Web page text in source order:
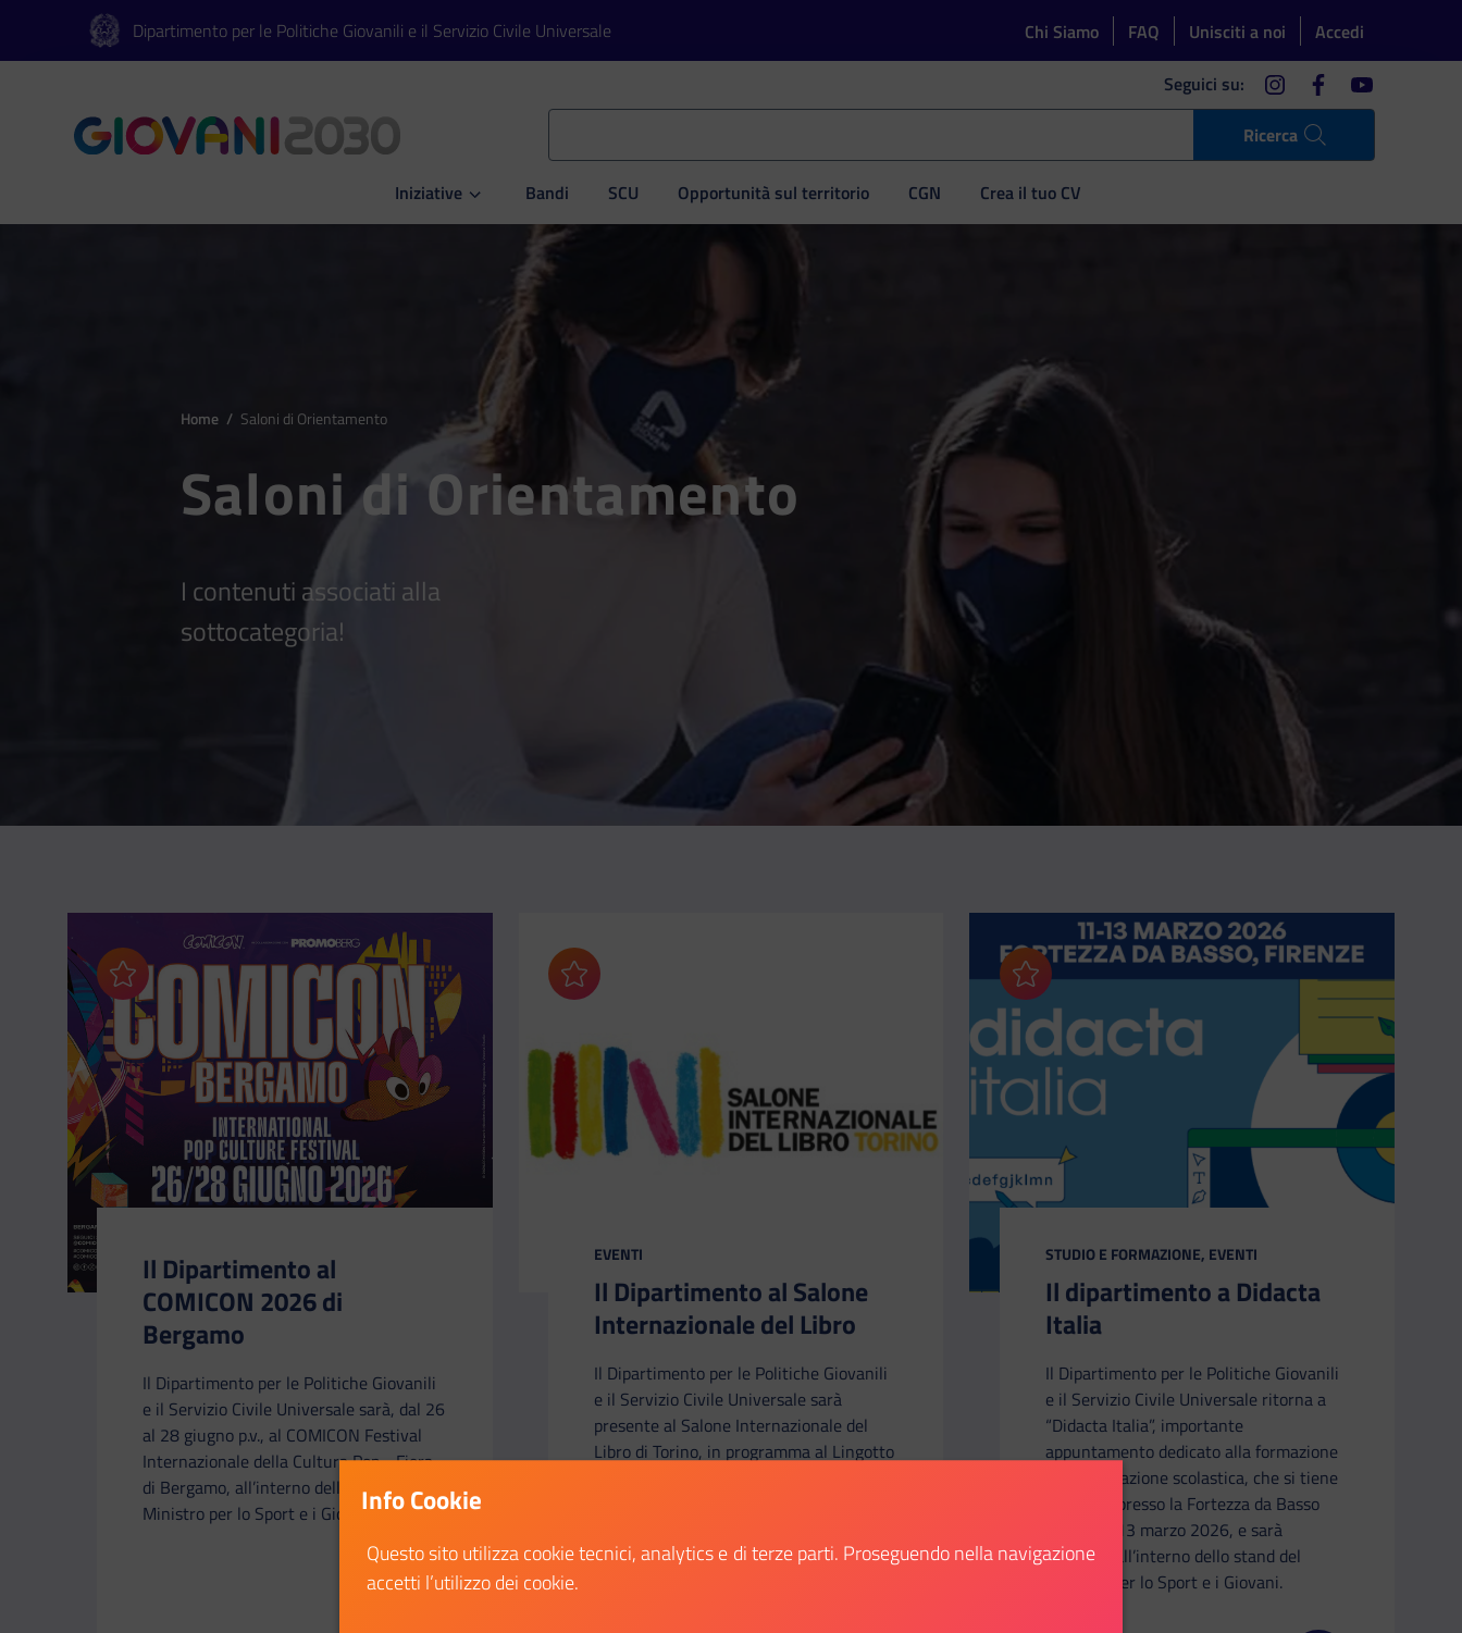
Vai al contenuto principale
Vai al footer Dipartimento per le Politiche Giovanili e il Servizio Civile Universale Chi Siamo FAQ Unisciti a noi Accedi
Ricerca
Seguici su: instagramfacebookyoutube
Iniziative
Apri Iniziative Bandi SCU Opportunità sul territorio CGN Crea il tuo CV
Home / Saloni di Orientamento
Saloni di Orientamento
I contenuti associati alla
sottocategoria!
Aggiungi ai preferiti
Il Dipartimento al
COMICON 2026 di
Bergamo
Il Dipartimento per le Politiche Giovanili
e il Servizio Civile Universale sarà, dal 26
al 28 giugno p.v., al COMICON Festival
Internazionale della Cultura Pop - Fiera
di Bergamo, all’interno dello stand del
Ministro per lo Sport e i Giovani.
Aggiungi ai preferiti
CATEGORIA:
EVENTI
Il Dipartimento al Salone
Internazionale del Libro
Il Dipartimento per le Politiche Giovanili
e il Servizio Civile Universale sarà
presente al Salone Internazionale del
Libro di Torino, in programma al Lingotto
Aggiungi ai preferiti
CATEGORIA:
STUDIO E FORMAZIONE, EVENTI
Il dipartimento a Didacta
Italia
Il Dipartimento per le Politiche Giovanili
e il Servizio Civile Universale ritorna a
“Didacta Italia”, importante
appuntamento dedicato alla formazione
e all'innovazione scolastica, che si tiene
a Firenze presso la Fortezza da Basso
dall’11 al 13 marzo 2026, e sarà
presente all’interno dello stand del
Ministro per lo Sport e i Giovani.
Info Cookie
Questo sito utilizza cookie tecnici, analytics e di terze parti. Proseguendo nella navigazione
accetti l’utilizzo dei cookie.